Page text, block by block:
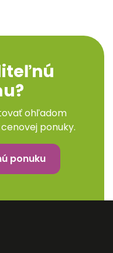
ohľadom
ponuky.
ponuku